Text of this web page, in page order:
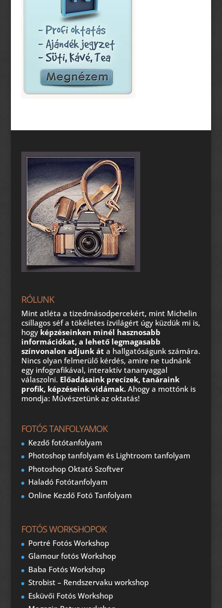
RÓLUNK
Mint atléta a tizedmásodpercekért, mint Michelin
csillagos séf a tökéletes ízvilágért úgy küzdük mi is,
hogy képzéseinken minél hasznosabb
információkat, a lehető legmagasabb
színvonalon adjunk át a hallgatóságunk számára.
Nincs olyan felmerülő kérdés, amire ne tudnánk
egy infografikával, interaktív tananyaggal
válaszolni. Előadásaink precízek, tanáraink
profik, képzéseink vidámak.Ahogy a mottónk is
mondja: Művészetünk az oktatás!
FOTÓS TANFOLYAMOK
Kezdő fotótanfolyam
Photoshop tanfolyam és Lightroom tanfolyam
Photoshop Oktató Szoftver
Haladó Fotótanfolyam
Online Kezdő Fotó Tanfolyam
FOTÓS WORKSHOPOK
Portré Fotós Workshop
Glamour fotós Workshop
Baba Fotós Workshop
Strobist – Rendszervaku workshop
Esküvői Fotós Workshop